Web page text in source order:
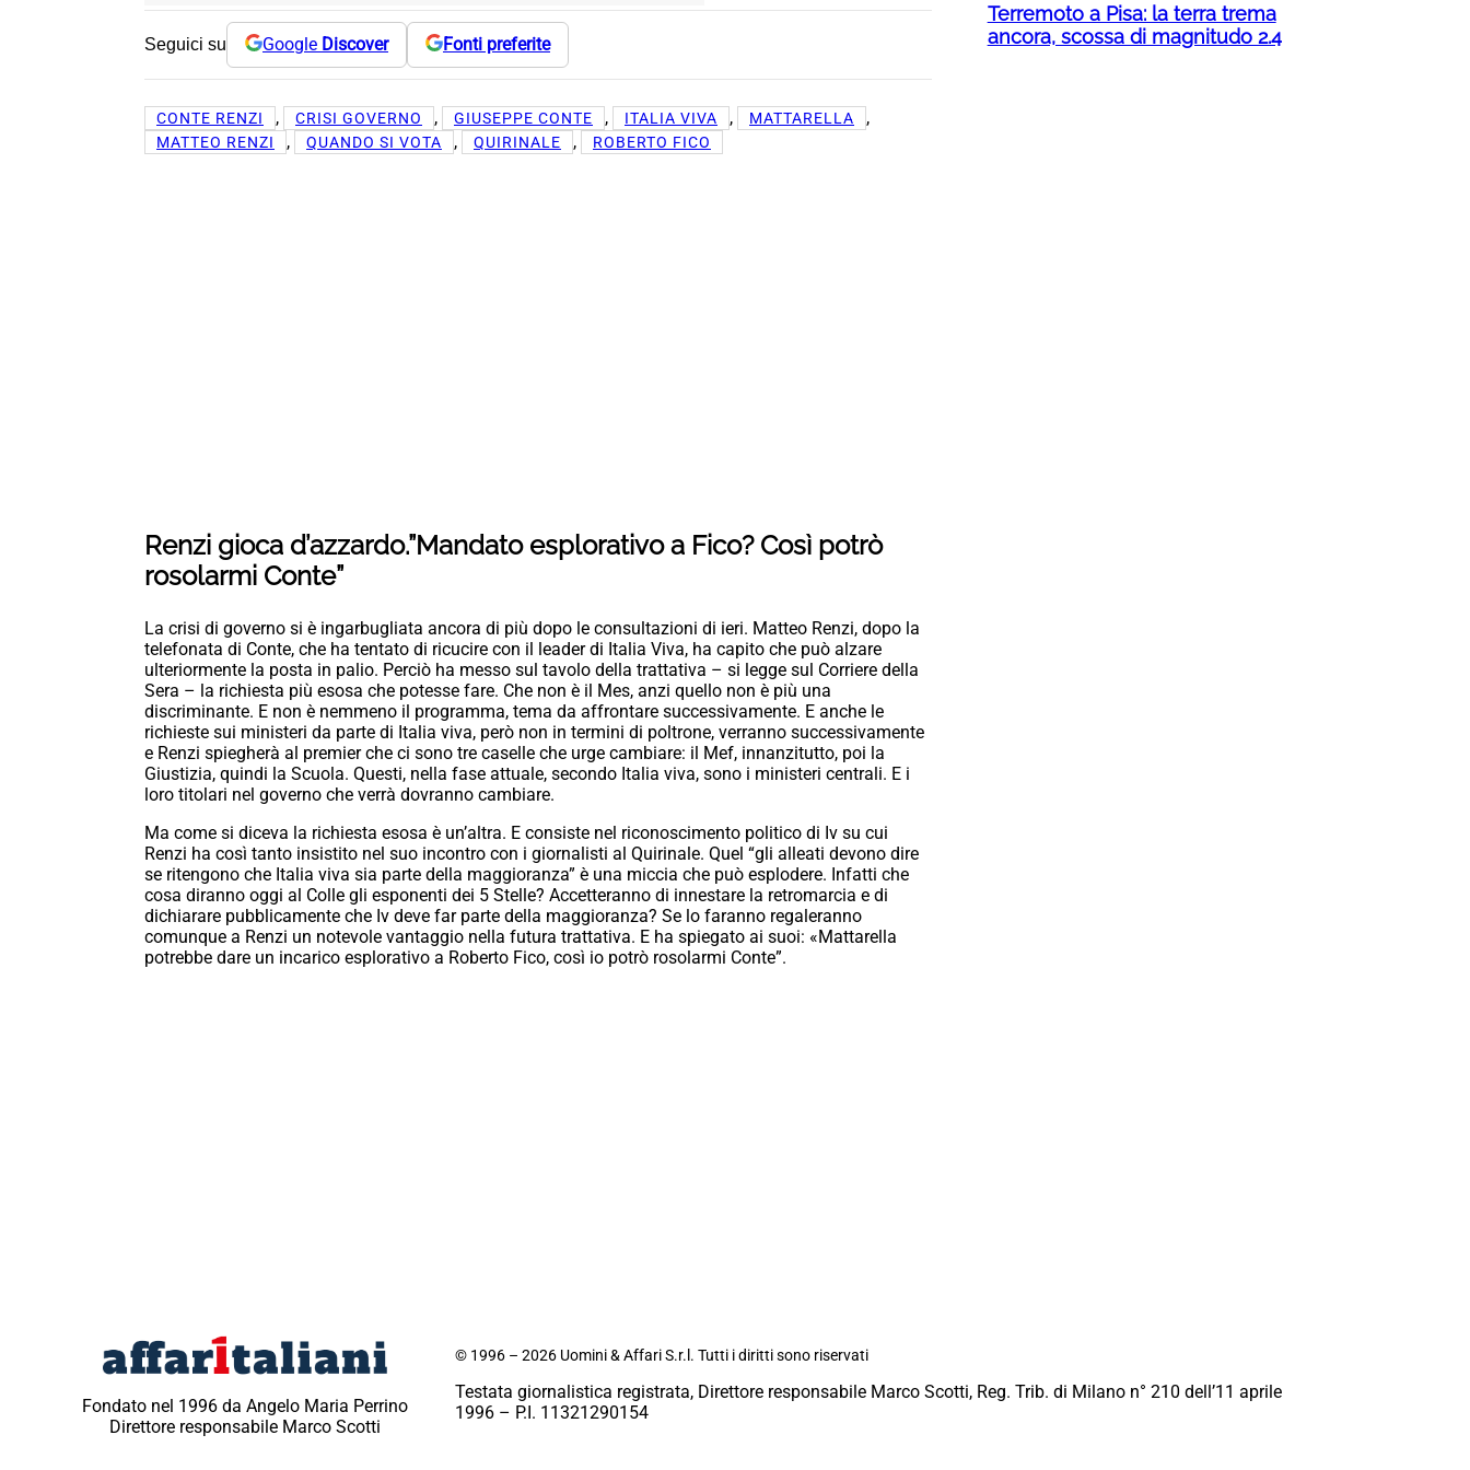
Seguici su Google Discover Fonti preferite
CONTE RENZI , CRISI GOVERNO , GIUSEPPE CONTE , ITALIA VIVA , MATTARELLA ,
MATTEO RENZI , QUANDO SI VOTA , QUIRINALE , ROBERTO FICO
Renzi gioca d’azzardo.”Mandato esplorativo a Fico? Così potrò
rosolarmi Conte”
La crisi di governo si è ingarbugliata ancora di più dopo le consultazioni di ieri. Matteo Renzi, dopo la
telefonata di Conte, che ha tentato di ricucire con il leader di Italia Viva, ha capito che può alzare
ulteriormente la posta in palio. Perciò ha messo sul tavolo della trattativa – si legge sul Corriere della
Sera – la richiesta più esosa che potesse fare. Che non è il Mes, anzi quello non è più una
discriminante. E non è nemmeno il programma, tema da affrontare successivamente. E anche le
richieste sui ministeri da parte di Italia viva, però non in termini di poltrone, verranno successivamente
e Renzi spiegherà al premier che ci sono tre caselle che urge cambiare: il Mef, innanzitutto, poi la
Giustizia, quindi la Scuola. Questi, nella fase attuale, secondo Italia viva, sono i ministeri centrali. E i
loro titolari nel governo che verrà dovranno cambiare.
Ma come si diceva la richiesta esosa è un’altra. E consiste nel riconoscimento politico di Iv su cui
Renzi ha così tanto insistito nel suo incontro con i giornalisti al Quirinale. Quel “gli alleati devono dire
se ritengono che Italia viva sia parte della maggioranza” è una miccia che può esplodere. Infatti che
cosa diranno oggi al Colle gli esponenti dei 5 Stelle? Accetteranno di innestare la retromarcia e di
dichiarare pubblicamente che Iv deve far parte della maggioranza? Se lo faranno regaleranno
comunque a Renzi un notevole vantaggio nella futura trattativa. E ha spiegato ai suoi: «Mattarella
potrebbe dare un incarico esplorativo a Roberto Fico, così io potrò rosolarmi Conte”.
Terremoto a Pisa: la terra trema
ancora, scossa di magnitudo 2.4
Fondato nel 1996 da Angelo Maria Perrino
Direttore responsabile Marco Scotti
© 1996 – 2026 Uomini & Affari S.r.l. Tutti i diritti sono riservati
Testata giornalistica registrata, Direttore responsabile Marco Scotti, Reg. Trib. di Milano n° 210 dell’11 aprile
1996 – P.I. 11321290154